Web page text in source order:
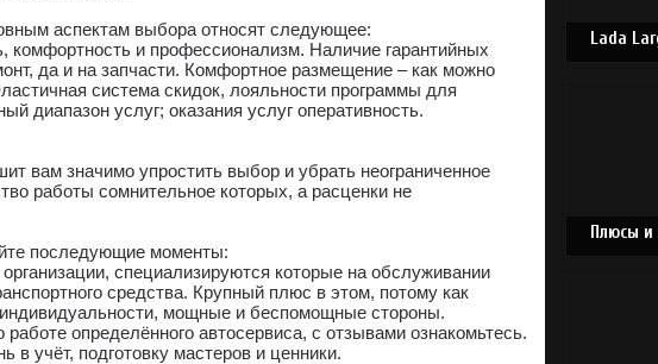
аспектам выбора относят следующее:
комфортность и профессионализм. Наличие гарантийных
да и на запчасти. Комфортное размещение – как можно
система скидок, лояльности программы для
диапазон услуг; оказания услуг оперативность.
вам значимо упростить выбор и убрать неограниченное
работы сомнительное которых, а расценки не
последующие моменты:
специализируются которые на обслуживании
средства. Крупный плюс в этом, потому как
мощные и беспомощные стороны.
определённого автосервиса, с отзывами ознакомьтесь.
в учёт, подготовку мастеров и ценники.